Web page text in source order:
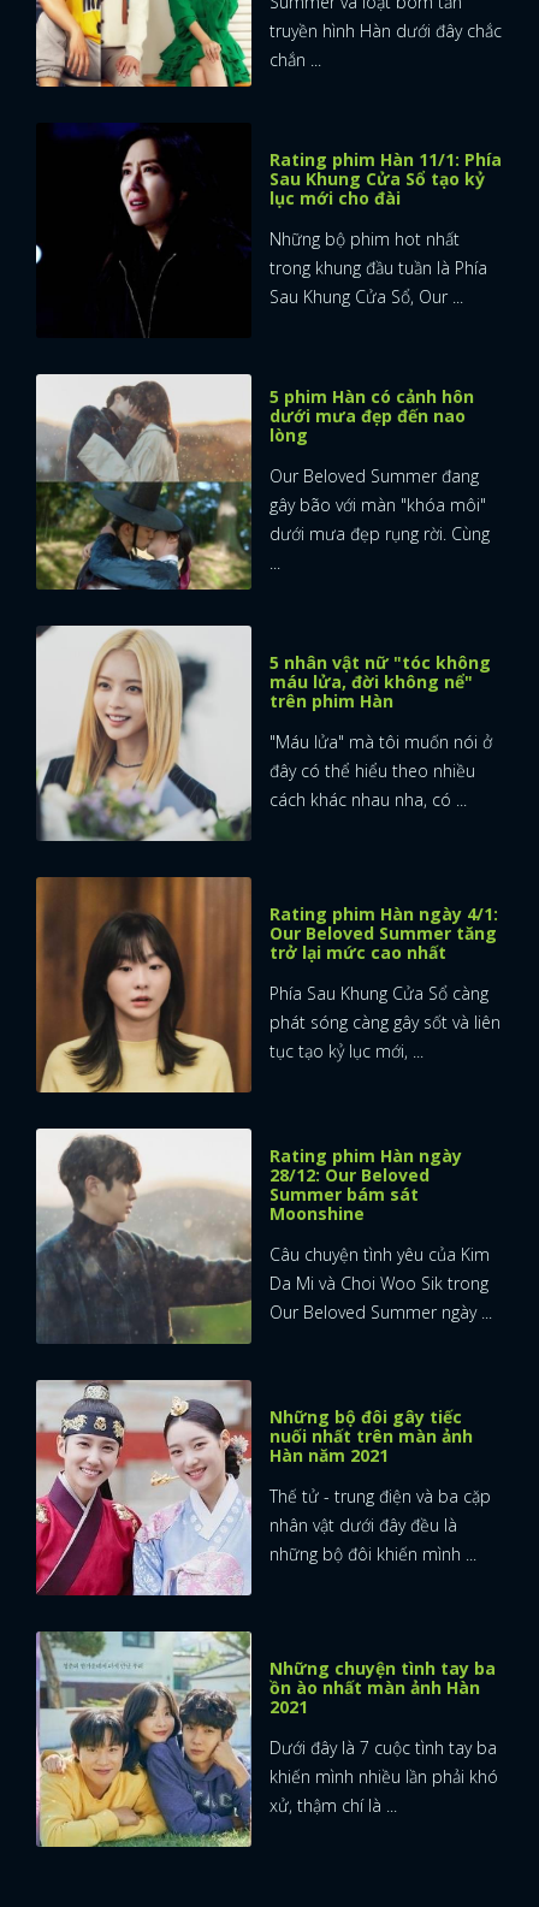
FACEBOOK
truyền hình Hàn dưới đây chắc
chắn ...
Rating phim Hàn 11/1: Phía
Sau Khung Cửa Sổ tạo kỷ
lục mới cho đài
Những bộ phim hot nhất
trong khung đầu tuần là Phía
Sau Khung Cửa Sổ, Our ...
5 phim Hàn có cảnh hôn
dưới mưa đẹp đến nao
lòng
Our Beloved Summer đang
gây bão với màn "khóa môi"
dưới mưa đẹp rụng rời. Cùng
5 nhân vật nữ "tóc không
máu lửa, đời không nể"
trên phim Hàn
"Máu lửa" mà tôi muốn nói ở
đây có thể hiểu theo nhiều
cách khác nhau nha, có ...
Rating phim Hàn ngày 4/1:
Our Beloved Summer tăng
trở lại mức cao nhất
Phía Sau Khung Cửa Sổ càng
phát sóng càng gây sốt và liên
tục tạo kỷ lục mới, ...
Rating phim Hàn ngày
28/12: Our Beloved
Summer bám sát
Moonshine
Câu chuyện tình yêu của Kim
Da Mi và Choi Woo Sik trong
Our Beloved Summer ngày ...
Những bộ đôi gây tiếc
nuối nhất trên màn ảnh
Hàn năm 2021
Thế tử - trung điện và ba cặp
nhân vật dưới đây đều là
những bộ đôi khiến mình ...
Những chuyện tình tay ba
ồn ào nhất màn ảnh Hàn
2021
Dưới đây là 7 cuộc tình tay ba
khiến mình nhiều lần phải khó
xử, thậm chí là ...